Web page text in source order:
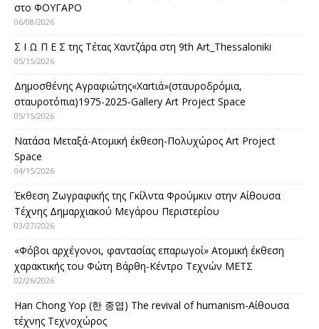
στο ΦΟΥΓΑΡΟ
06/08/2026
Σ Ι Ω Π Ε Σ της Τέτας Χαντζάρα στη 9th Art_Thessaloniki
05/15/2026
Δημοσθένης Αγραφιώτης«Xαrtιά»(σταυροδρόμια,
σταυροτόπια)1975-2025-Gallery Art Project Space
05/15/2026
Νατάσα Μεταξά-Ατομική έκθεση-Πολυχώρος Art Project
Space
04/15/2026
Έκθεση Ζωγραφικής της Γκίλντα Φρούμκιν στην Αίθουσα
Τέχνης Δημαρχιακού Μεγάρου Περιστερίου
03/27/2026
«Φόβοι αρχέγονοι, φαντασίας επαρωγοί» Ατομική έκθεση
χαρακτικής του Φώτη Βάρθη-Κέντρο Τεχνών ΜΕΤΣ
02/26/2026
Han Chong Yop (한 종엽) The revival of humanism-Αίθουσα
τέχνης Τεχνοχώρος